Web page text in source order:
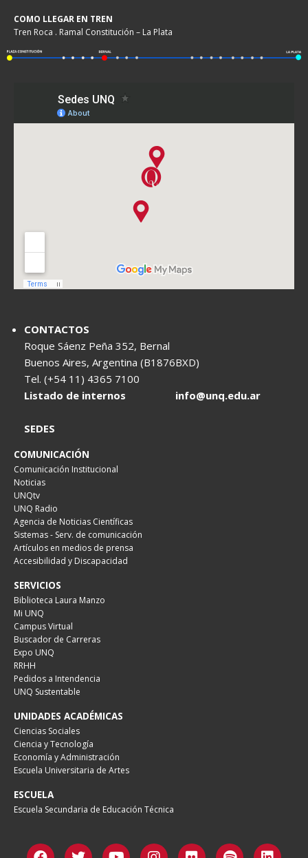
COMO LLEGAR EN TREN
Tren Roca . Ramal Constitución – La Plata
CONTACTOS
Roque Sáenz Peña 352, Bernal
Buenos Aires, Argentina (B1876BXD)
Tel. (+54 11) 4365 7100
Listado de internos
info@unq.edu.ar
SEDES
COMUNICACIÓN
Comunicación Institucional
Noticias
UNQtv
UNQ Radio
Agencia de Noticias Científicas
Sistemas - Serv. de comunicación
Artículos en medios de prensa
Accesibilidad y Discapacidad
SERVICIOS
Biblioteca Laura Manzo
Mi UNQ
Campus Virtual
Buscador de Carreras
Expo UNQ
RRHH
Pedidos a Intendencia
UNQ Sustentable
UNIDADES ACADÉMICAS
Ciencias Sociales
Ciencia y Tecnología
Economía y Administración
Escuela Universitaria de Artes
ESCUELA
Escuela Secundaria de Educación Técnica